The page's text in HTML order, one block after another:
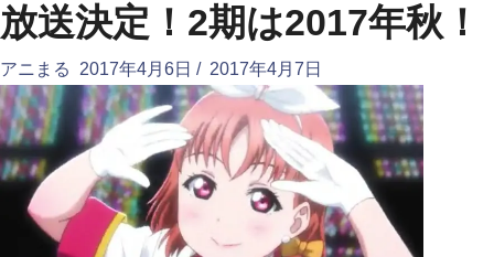
放送決定！2期は2017年秋！
アニまる 2017年4月6日 / 2017年4月7日